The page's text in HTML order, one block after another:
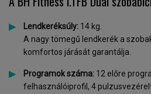
Lendkeréksúly: 14 kg.
A nagy tömegű lendkerék a
komfortos járását garantálja.
Programok száma: 12 előre
felhasználóiprofil, 4